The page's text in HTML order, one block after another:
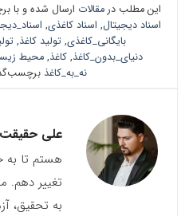
این مطلب درمقالات ارسال شده و با
اسناد دیجیتال, اسناد کاغذی,
بایگانی_کاغذی, تولید کاغذ,
دنیای_بدون_کاغذ,کاغذ,محیط
نه_به_کاغذ
علی
هستم تا به
تغییر دهم.
به تحقیق،